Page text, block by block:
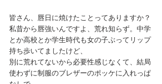
皆さん、唇日に焼けたことってありますか？
私昔から唇強いんですよ、荒れ知らず。中学
とか高校とか学生時代も女の子ぶってリップ
持ち歩いてましたけど、
別に荒れてないから必要性感じなくて、結局
使わずに制服のブレザーのポッケに入れっぱ